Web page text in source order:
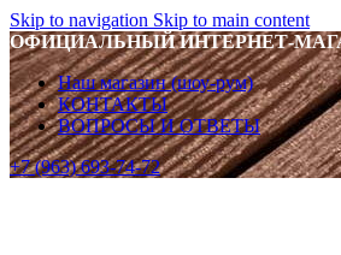
Skip to navigation Skip to main content
ОФИЦИАЛЬНЫЙ ИНТЕРНЕТ-
Наш магазин (шоу-рум)
КОНТАКТЫ
ВОПРОСЫ И ОТВЕТЫ
+7 (963) 693-74-72